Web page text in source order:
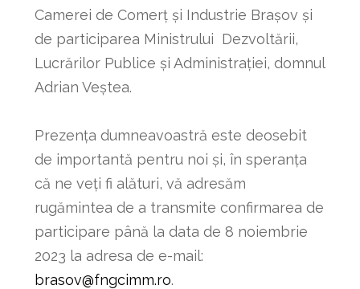
Camerei de Comerț și Industrie Brașov și
de participarea Ministrului Dezvoltării,
Lucrărilor Publice și Administrației, domnul
Adrian Veștea.
Prezența dumneavoastră este deosebit
de importantă pentru noi și, în speranța
că ne veți fi alături, vă adresăm
rugămintea de a transmite confirmarea de
participare până la data de 8 noiembrie
2023 la adresa de e-mail:
brasov@fngcimm.ro.